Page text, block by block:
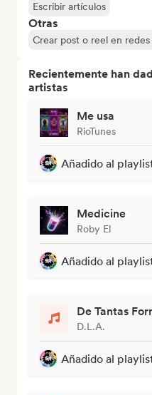
Escribir artículos
Otras
Crear post o reel en redes
Recientemente han
artistas
Me usa
RioTunes
Añadido al
Medicine
Roby El
Añadido al
De Tantas
D.L.A.
Añadido al